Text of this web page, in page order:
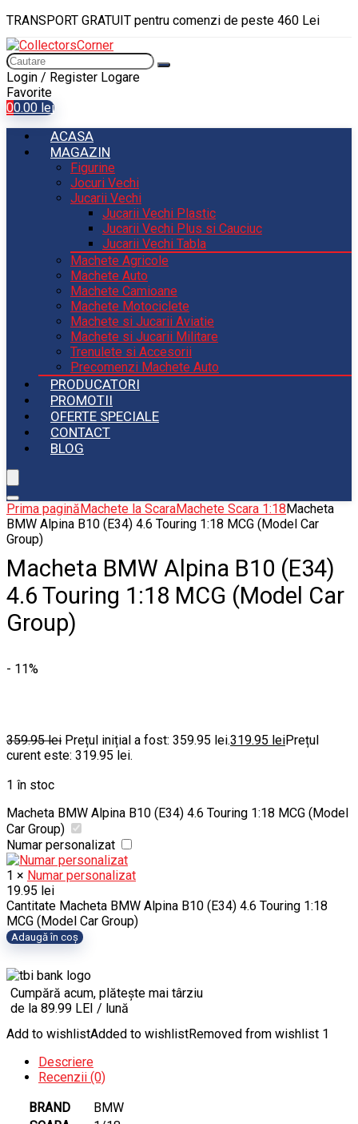
TRANSPORT GRATUIT pentru comenzi de peste 460 Lei
Login / Register Logare
Favorite
00.00 lei
ACASA
MAGAZIN
Figurine
Jocuri Vechi
Jucarii Vechi
Jucarii Vechi Plastic
Jucarii Vechi Plus si Cauciuc
Jucarii Vechi Tabla
Machete Agricole
Machete Auto
Machete Camioane
Machete Motociclete
Machete si Jucarii Aviatie
Machete si Jucarii Militare
Trenulete si Accesorii
Precomenzi Machete Auto
PRODUCATORI
PROMOTII
OFERTE SPECIALE
CONTACT
BLOG
Prima paginăMachete la ScaraMachete Scara 1:18Macheta
BMW Alpina B10 (E34) 4.6 Touring 1:18 MCG (Model Car
Group)
Macheta BMW Alpina B10 (E34)
4.6 Touring 1:18 MCG (Model Car
Group)
- 11%
359.95lei Prețul inițial a fost: 359.95 lei.319.95 leiPrețul
curent este: 319.95 lei.
1 în stoc
Macheta BMW Alpina B10 (E34) 4.6 Touring 1:18 MCG (Model
Car Group)
Numar personalizat
1 × Numar personalizat
19.95 lei
Cantitate Macheta BMW Alpina B10 (E34) 4.6 Touring 1:18
MCG (Model Car Group)
Adaugă în coș
Cumpără acum, plătește mai târziu
de la 89.99 LEI / lună
Add to wishlistAdded to wishlistRemoved from wishlist 1
Descriere
Recenzii (0)
BRAND
BMW